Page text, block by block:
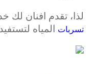
لذا، تقدم افنان
تسربات المياه